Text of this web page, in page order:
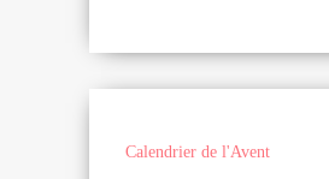
Calendrier de l'Avent